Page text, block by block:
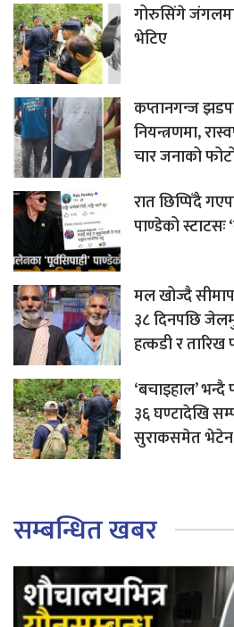
गोरुसिंगे
भेटिए
कप्तानगन्ज
नियन्त्रणमा,
चार जनाको
रात छिप्पिँदै
पाण्डेको स्टाटसः
मल खोज्दै
३८ दिनपछि
हत्कडी र तारिख
‘बचाइहाल’
३६ घण्टादेखि
सुराकसमेत भेटेन
सम्बन्धित खबर